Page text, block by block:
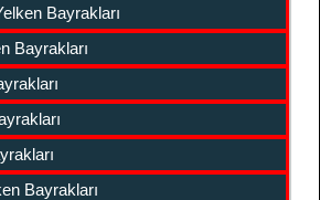
Bayrakları
Bayrakları
Bayrakları